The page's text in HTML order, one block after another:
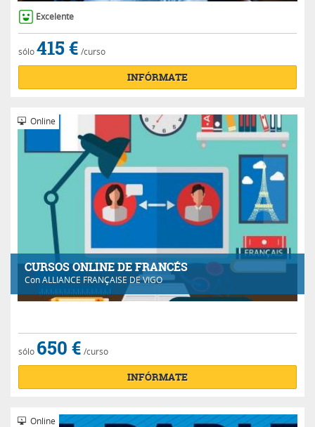
Excelente
sólo415 € /curso
INFÓRMATE
CURSOS ONLINE DE FRANCÉS
ConALLIANCE FRANÇAISE DE VIGO
Online
sólo 650 € /curso
INFÓRMATE
Online